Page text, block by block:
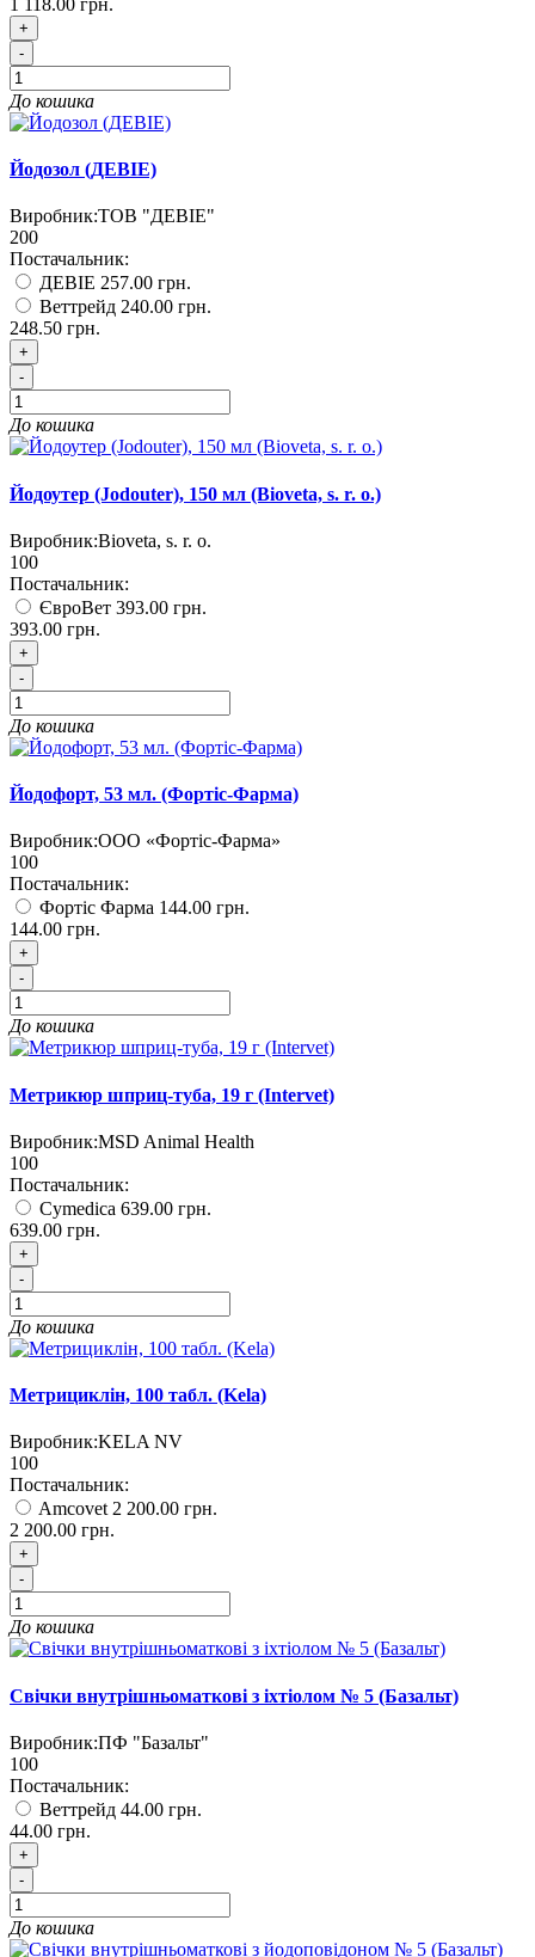
+
-
До кошика
Йодозол (ДЕВІЕ)
Виробник:ТОВ "ДЕВІЕ"
200
Постачальник:
ДЕВІЕ 257.00 грн.
Веттрейд 240.00 грн.
248.50 грн.
+
-
До кошика
Йодоутер (Jodouter), 150 мл (Bioveta, s. r. o.)
Виробник:Bioveta, s. r. o.
100
Постачальник:
ЄвроВет 393.00 грн.
393.00 грн.
+
-
До кошика
Йодофорт, 53 мл. (Фортіс-Фарма)
Виробник:ООО «Фортіс-Фарма»
100
Постачальник:
Фортіс Фарма 144.00 грн.
144.00 грн.
+
-
До кошика
Метрикюр шприц-туба, 19 г (Intervet)
Виробник:MSD Animal Health
100
Постачальник:
Cymedica 639.00 грн.
639.00 грн.
+
-
До кошика
Метрициклін, 100 табл. (Kela)
Виробник:KELA NV
100
Постачальник:
Amcovet 2 200.00 грн.
2 200.00 грн.
+
-
До кошика
Свічки внутрішньоматкові з іхтіолом № 5 (Базальт)
Виробник:ПФ "Базальт"
100
Постачальник:
Веттрейд 44.00 грн.
44.00 грн.
+
-
До кошика